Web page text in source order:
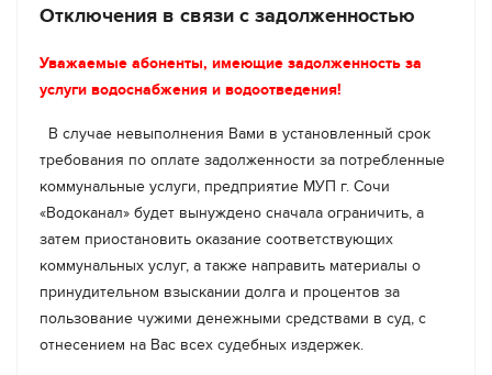
испытывать более 10 тысяч жителей,
Сергей-Поле, а также по улицам 72 км 73 км и в
микрорайоне Шаумяновка.
Ликвидировать нештатную ситуацию
планируется до конца текущего дня. С целью
обеспечения населения питьевой водой будет
Отключения в связи с задолженностью
Уважаемые абоненты, имеющие задолженность за
услуги водоснабжения и водоотведения!
В случае невыполнения Вами в установленный срок
требования по оплате задолженности за потребленные
коммунальные услуги, предприятие МУП г. Сочи
«Водоканал» будет вынуждено сначала ограничить, а
затем приостановить оказание соответствующих
коммунальных услуг, а также направить материалы о
принудительном взыскании долга и процентов за
пользование чужими денежными средствами в суд, с
отнесением на Вас всех судебных издержек.